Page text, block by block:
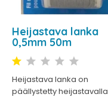
Heijastava lanka
0,5mm 50m
Heijastava lanka on
päällystetty heijastavalla